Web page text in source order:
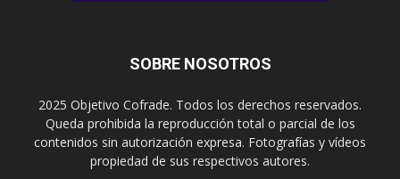
SOBRE NOSOTROS
2025 Objetivo Cofrade. Todos los derechos reservados.
Queda prohibida la reproducción total o parcial de los
contenidos sin autorización expresa. Fotografías y vídeos
propiedad de sus respectivos autores.